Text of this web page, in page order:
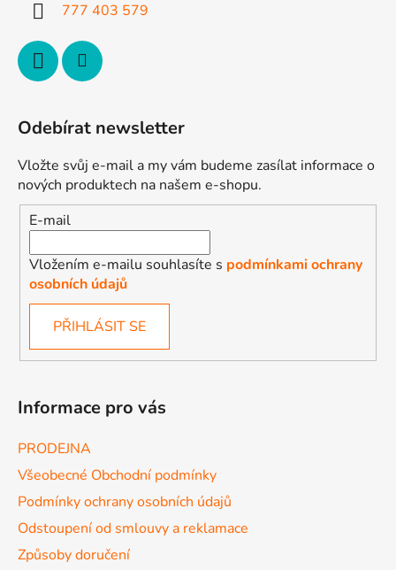
777 403 579
Odebírat newsletter
Vložte svůj e-mail a my vám budeme zasílat informace o
nových produktech na našem e-shopu.
E-mail
Vložením e-mailu souhlasíte s podmínkami ochrany
osobních údajů
PŘIHLÁSIT SE
Informace pro vás
PRODEJNA
Všeobecné Obchodní podmínky
Podmínky ochrany osobních údajů
Odstoupení od smlouvy a reklamace
Způsoby doručení